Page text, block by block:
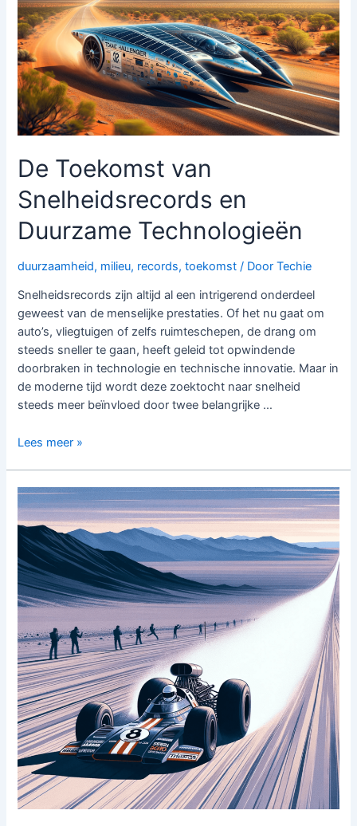
zijn
voor
het
Milieu
De Toekomst van
Snelheidsrecords en
Duurzame Technologieën
duurzaamheid, milieu, records,toekomst / DoorTechie
Snelheidsrecords zijn altijd al een intrigerend onderdeel
geweest van de menselijke prestaties. Of het nu gaat om
auto’s, vliegtuigen of zelfs ruimteschepen, de drang om
steeds sneller te gaan, heeft geleid tot opwindende
doorbraken in technologie en technische innovatie. Maar in
de moderne tijd wordt deze zoektocht naar snelheid
steeds meer beïnvloed door twee belangrijke …
De
Snelheidsrecords
en
Duurzame
Technologieën
Lees meer »